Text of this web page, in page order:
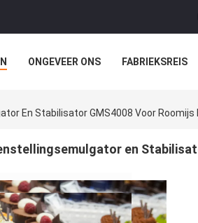
ONGEVEER ONS FABRIEKSREIS
En Stabilisator GMS4008 Voor Roomijs
en